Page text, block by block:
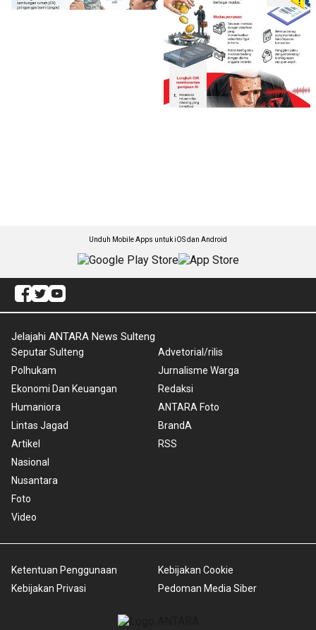
Unduh Mobile Apps untuk iOS dan Android
Jelajahi ANTARA News Sulteng
Seputar Sulteng
Polhukam
Ekonomi Dan Keuangan
Humaniora
Lintas Jagad
Artikel
Nasional
Nusantara
Foto
Video
Advetorial/rilis
Jurnalisme Warga
Redaksi
ANTARA Foto
BrandA
RSS
Ketentuan Penggunaan
Kebijakan Privasi
Kebijakan Cookie
Pedoman Media Siber